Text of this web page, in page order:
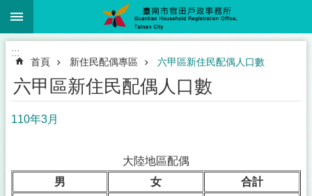
跳到主要內容區塊
:::
首頁 新住民配偶專區 六甲區新住民配偶人口數
六甲區新住民配偶人口數
110年3月
大陸地區配偶
男
女
合計